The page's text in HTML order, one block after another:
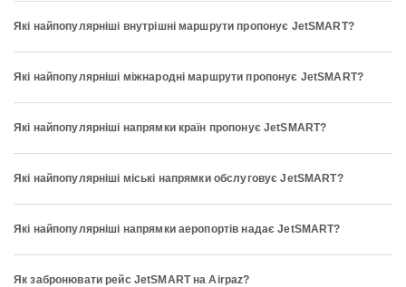
Які найпопулярніші внутрішні маршрути пропонує JetSMART?
Які найпопулярніші міжнародні маршрути пропонує JetSMART?
Які найпопулярніші напрямки країн пропонує JetSMART?
Які найпопулярніші міські напрямки обслуговує JetSMART?
Які найпопулярніші напрямки аеропортів надає JetSMART?
Як забронювати рейс JetSMART на Airpaz?